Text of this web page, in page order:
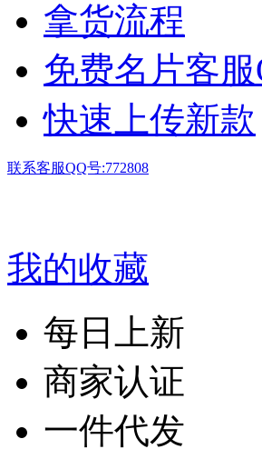
拿货流程
免费名片客服
快速上传新款
联系客服QQ号:772808
我的收藏
每日上新
商家认证
一件代发